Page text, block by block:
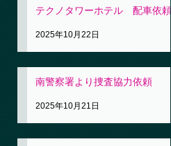
テクノタワーホテル 配車依頼
2025年10月22日
南警察署より捜査協力依頼
2025年10月21日